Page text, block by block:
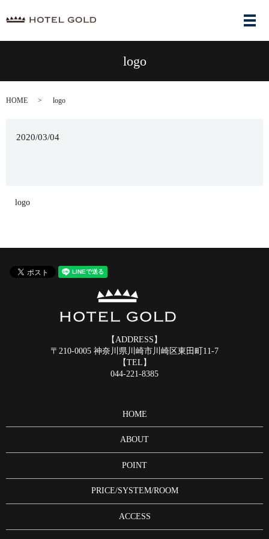
メ
logo
HOME logo
2020/03/04
logo
【ADDRESS】
〒210-0005 神奈川県川崎市川崎区東田町11-7
【TEL】
044-221-8385
HOME
ABOUT
POINT
PRICE/SYSTEM/ROOM
ACCESS